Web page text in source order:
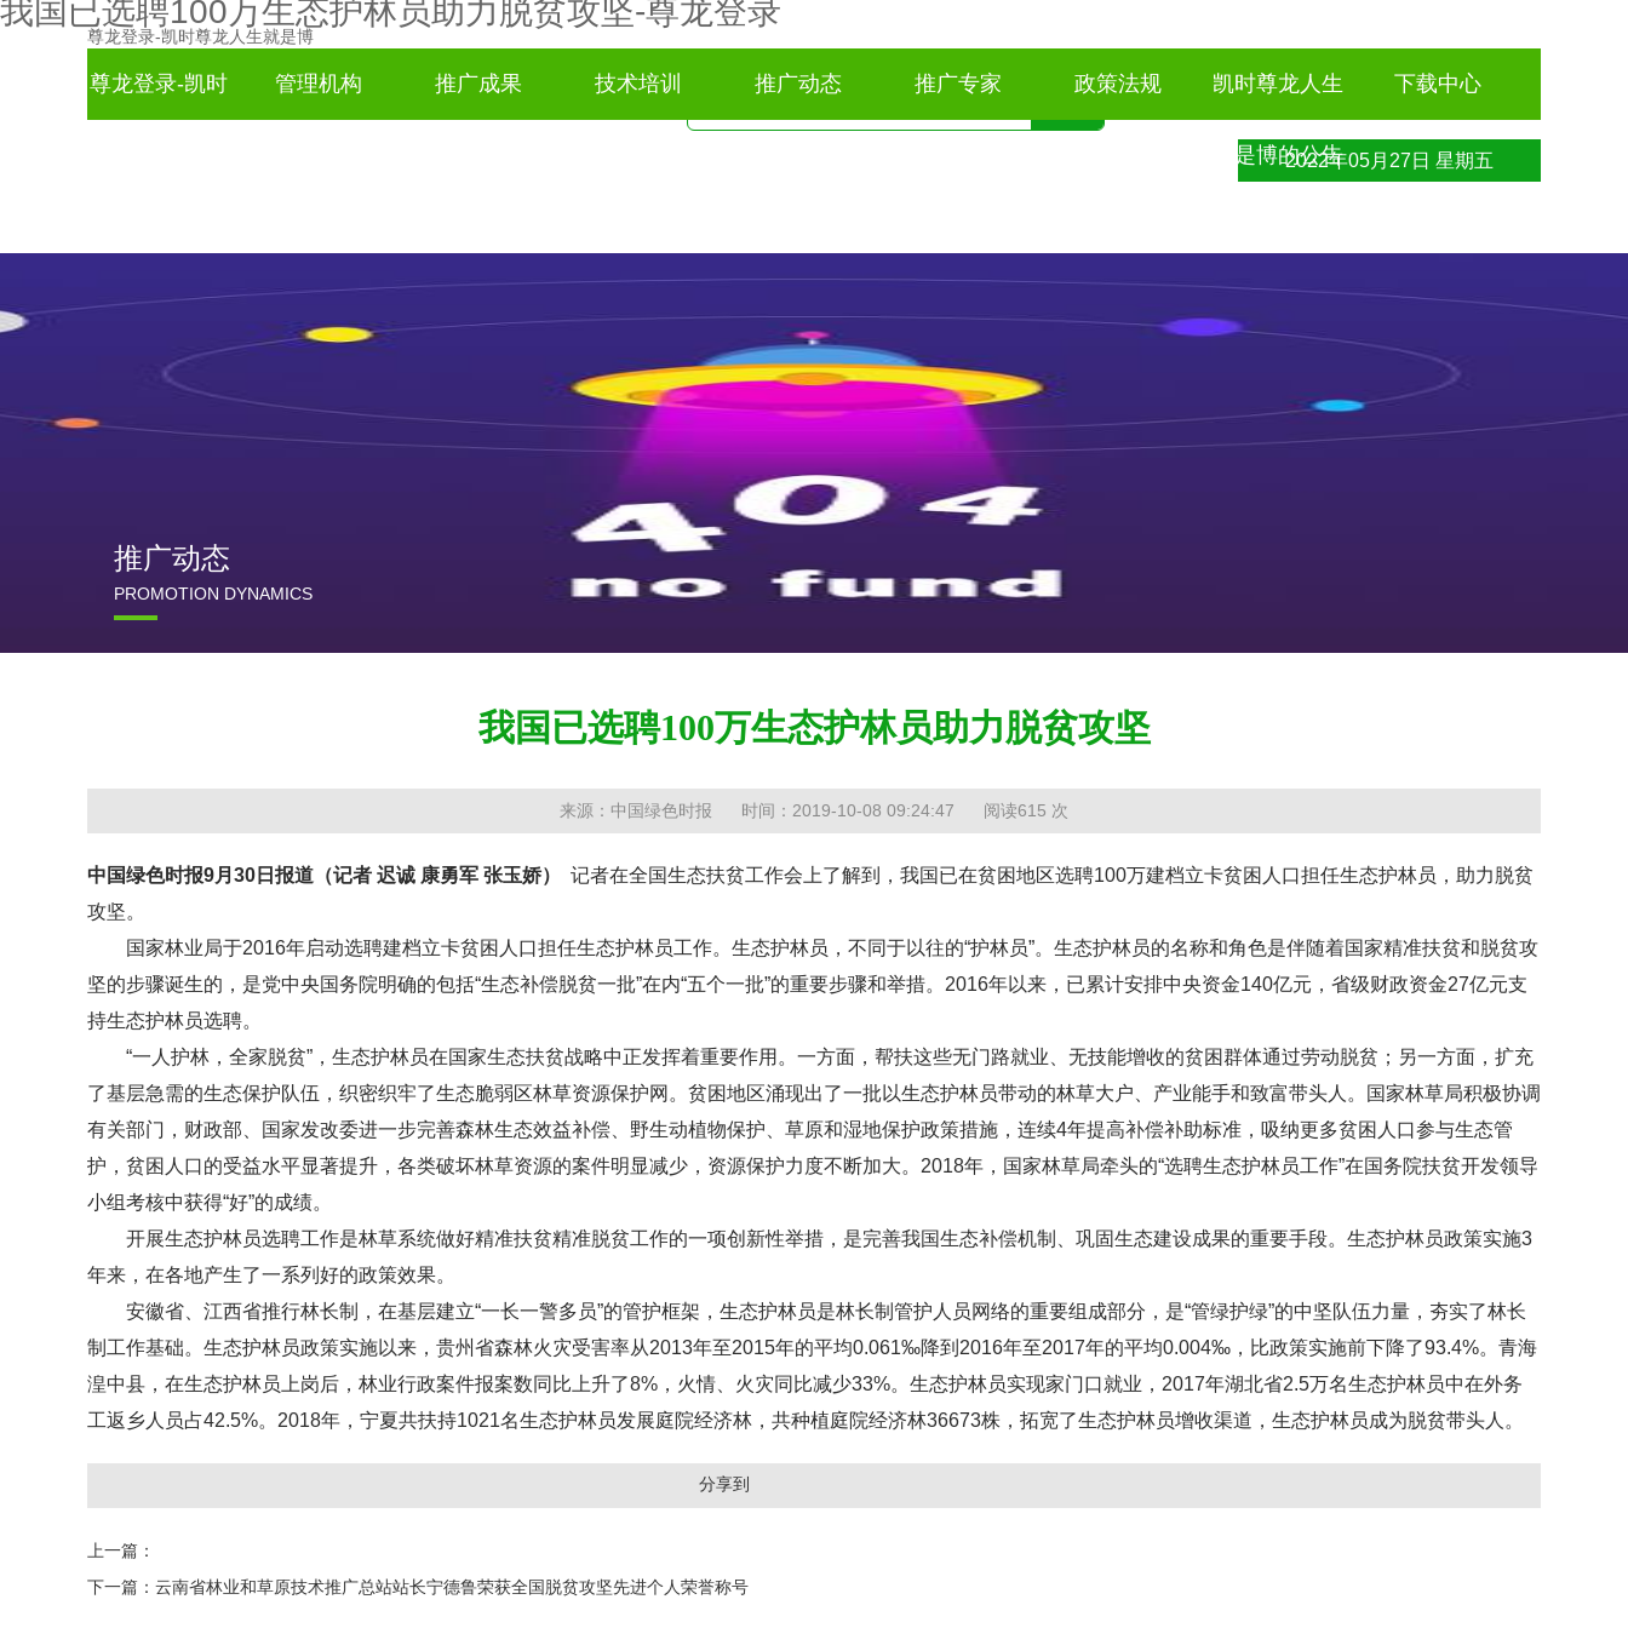
我国已选聘100万生态护林员助力脱贫攻坚-尊龙登录
尊龙登录-凯时尊龙人生就是博
2022年05月27日 星期五
尊龙登录-凯时 管理机构 推广成果 技术培训 推广动态 推广专家 政策法规 凯时尊龙人生
就是博的公告
下载中心
当前位置：尊龙登录-凯时尊龙人生就是博
推广动态
PROMOTION DYNAMICS
我国已选聘100万生态护林员助力脱贫攻坚
来源：中国绿色时报 时间：2019-10-08 09:24:47 阅读615 次
中国绿色时报9月30日报道（记者 迟诚 康勇军 张玉娇） 记者在全国生态扶贫工作会上了解到，我国已在贫困地区选聘100万建档立卡贫困人口担任生态护林员，助力脱贫
攻坚。
国家林业局于2016年启动选聘建档立卡贫困人口担任生态护林员工作。生态护林员，不同于以往的“护林员”。生态护林员的名称和角色是伴随着国家精准扶贫和脱贫攻
坚的步骤诞生的，是党中央国务院明确的包括“生态补偿脱贫一批”在内“五个一批”的重要步骤和举措。2016年以来，已累计安排中央资金140亿元，省级财政资金27亿元支
持生态护林员选聘。
“一人护林，全家脱贫”，生态护林员在国家生态扶贫战略中正发挥着重要作用。一方面，帮扶这些无门路就业、无技能增收的贫困群体通过劳动脱贫；另一方面，扩充
了基层急需的生态保护队伍，织密织牢了生态脆弱区林草资源保护网。贫困地区涌现出了一批以生态护林员带动的林草大户、产业能手和致富带头人。国家林草局积极协调
有关部门，财政部、国家发改委进一步完善森林生态效益补偿、野生动植物保护、草原和湿地保护政策措施，连续4年提高补偿补助标准，吸纳更多贫困人口参与生态管
护，贫困人口的受益水平显著提升，各类破坏林草资源的案件明显减少，资源保护力度不断加大。2018年，国家林草局牵头的“选聘生态护林员工作”在国务院扶贫开发领导
小组考核中获得“好”的成绩。
开展生态护林员选聘工作是林草系统做好精准扶贫精准脱贫工作的一项创新性举措，是完善我国生态补偿机制、巩固生态建设成果的重要手段。生态护林员政策实施3
年来，在各地产生了一系列好的政策效果。
安徽省、江西省推行林长制，在基层建立“一长一警多员”的管护框架，生态护林员是林长制管护人员网络的重要组成部分，是“管绿护绿”的中坚队伍力量，夯实了林长
制工作基础。生态护林员政策实施以来，贵州省森林火灾受害率从2013年至2015年的平均0.061‰降到2016年至2017年的平均0.004‰，比政策实施前下降了93.4%。青海
湟中县，在生态护林员上岗后，林业行政案件报案数同比上升了8%，火情、火灾同比减少33%。生态护林员实现家门口就业，2017年湖北省2.5万名生态护林员中在外务
工返乡人员占42.5%。2018年，宁夏共扶持1021名生态护林员发展庭院经济林，共种植庭院经济林36673株，拓宽了生态护林员增收渠道，生态护林员成为脱贫带头人。
分享到
上一篇：
下一篇： 云南省林业和草原技术推广总站站长宁德鲁荣获全国脱贫攻坚先进个人荣誉称号